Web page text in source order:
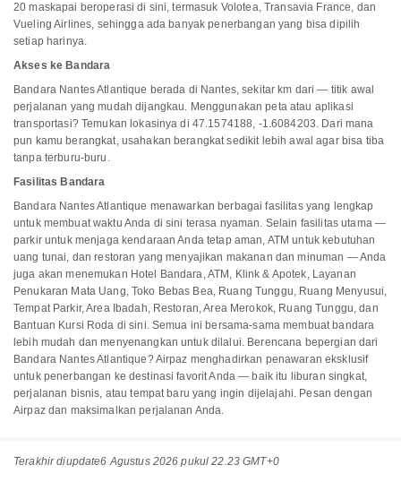
20 maskapai beroperasi di sini, termasuk Volotea, Transavia France, dan
Vueling Airlines, sehingga ada banyak penerbangan yang bisa dipilih
setiap harinya.
Akses ke Bandara
Bandara Nantes Atlantique berada di Nantes, sekitar km dari — titik awal
perjalanan yang mudah dijangkau. Menggunakan peta atau aplikasi
transportasi? Temukan lokasinya di 47.1574188, -1.6084203. Dari mana
pun kamu berangkat, usahakan berangkat sedikit lebih awal agar bisa tiba
tanpa terburu-buru.
Fasilitas Bandara
Bandara Nantes Atlantique menawarkan berbagai fasilitas yang lengkap
untuk membuat waktu Anda di sini terasa nyaman. Selain fasilitas utama —
parkir untuk menjaga kendaraan Anda tetap aman, ATM untuk kebutuhan
uang tunai, dan restoran yang menyajikan makanan dan minuman — Anda
juga akan menemukan Hotel Bandara, ATM, Klink & Apotek, Layanan
Penukaran Mata Uang, Toko Bebas Bea, Ruang Tunggu, Ruang Menyusui,
Tempat Parkir, Area Ibadah, Restoran, Area Merokok, Ruang Tunggu, dan
Bantuan Kursi Roda di sini. Semua ini bersama-sama membuat bandara
lebih mudah dan menyenangkan untuk dilalui. Berencana bepergian dari
Bandara Nantes Atlantique? Airpaz menghadirkan penawaran eksklusif
untuk penerbangan ke destinasi favorit Anda — baik itu liburan singkat,
perjalanan bisnis, atau tempat baru yang ingin dijelajahi. Pesan dengan
Airpaz dan maksimalkan perjalanan Anda.
Terakhir diupdate6 Agustus 2026 pukul 22.23 GMT+0